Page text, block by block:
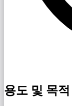
용도 및 목적